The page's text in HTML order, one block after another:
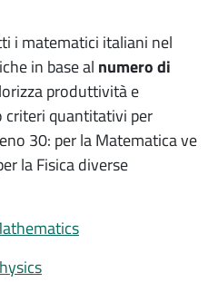
i matematici italiani nel
in base al numero di
produttività e
criteri quantitativi per
30: per la Matematica ve
la Fisica diverse